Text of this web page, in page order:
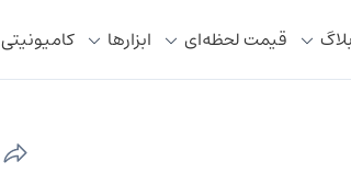
بلاگ قیمت لحظه‌ای ابزار‌ها کامیونیتی